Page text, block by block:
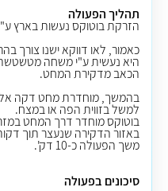
תהליך הפעולה
הזרקת בוטוקס נעשות בארץ
כאמור, לאו דווקא ישנו צורך
היא נעשית ע"י משחה
הכאב מדקירת המחט.
בהמשך, מוחדרת מחט דקה אל
למשל בזווית הפה או במצח.
בוטוקס מוחדר דרך המחט
באזור הדקירה שנעצר תוך
משך הפעולה כ-10 דק'.
סיכונים בפעולה